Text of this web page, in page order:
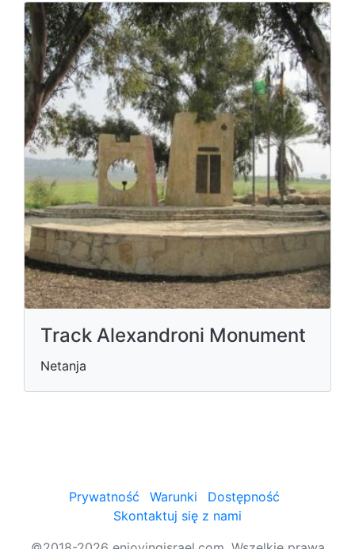
Track Alexandroni Monument
Netanja
Prywatność Warunki
Dostępność
Skontaktuj się z nami